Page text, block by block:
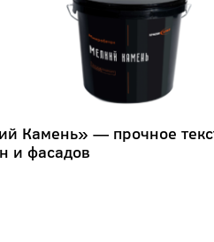
Камень» — прочное
и фасадов